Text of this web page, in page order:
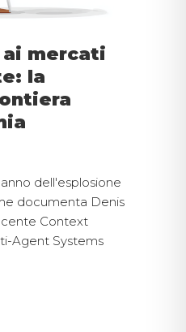
mercati
la
dell'esplosione
documenta Denis
Context
Agent Systems